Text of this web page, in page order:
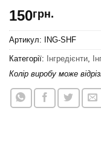
150грн.
Артикул: ING-SHF
Категорії: Інгредієнти,
Колір виробу може